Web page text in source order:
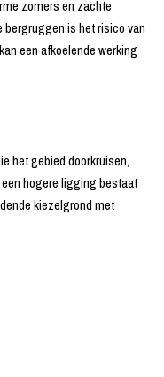
zomers en zachte
bergruggen is het risico van
een afkoelende werking
het gebied doorkruisen,
hogere ligging bestaat
kiezelgrond met